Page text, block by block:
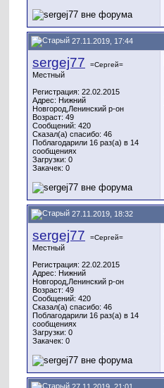
27.11.2019, 17:44
sergej77 =Сергей=
Местный
Регистрация: 22.02.2015
Адрес: Нижний
Новгород,Ленинский р-он
Возраст: 49
Сообщений: 420
Сказал(а) спасибо: 46
Поблагодарили 16 раз(а) в 14
сообщениях
Загрузки: 0
Закачек: 0
27.11.2019, 18:32
sergej77 =Сергей=
Местный
Регистрация: 22.02.2015
Адрес: Нижний
Новгород,Ленинский р-он
Возраст: 49
Сообщений: 420
Сказал(а) спасибо: 46
Поблагодарили 16 раз(а) в 14
сообщениях
Загрузки: 0
Закачек: 0